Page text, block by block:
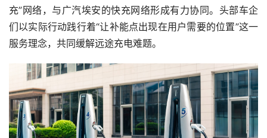
充”网络，与广汽埃安的快充网络形成有力协同。头部车企
们以实际行动践行着“让补能点出现在用户需要的位置”这一
服务理念，共同缓解远途充电难题。